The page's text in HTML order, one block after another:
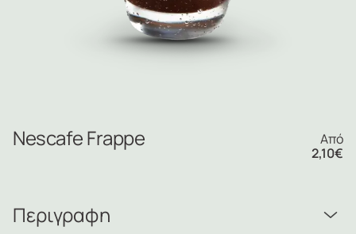
Nescafe Frappe
Από
2,10€
Περιγραφη